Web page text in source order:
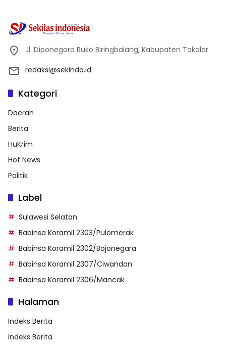
Jl. Diponegoro Ruko Biringbalang, Kabupaten Takalar
redaksi@sekindo.id
Kategori
Daerah
Berita
HuKrim
Hot News
Politik
Label
Sulawesi Selatan
Babinsa Koramil 2303/Pulomerak
Babinsa Koramil 2302/Bojonegara
Babinsa Koramil 2307/Ciwandan
Babinsa Koramil 2306/Mancak
Halaman
Indeks Berita
Indeks Berita